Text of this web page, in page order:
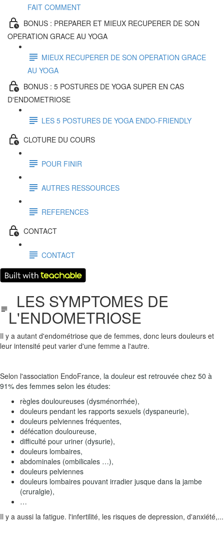
FAIT COMMENT
BONUS : PREPARER ET MIEUX RECUPERER DE SON
OPERATION GRACE AU YOGA
MIEUX RECUPERER DE SON OPERATION GRACE
AU YOGA
BONUS : 5 POSTURES DE YOGA SUPER EN CAS
D'ENDOMETRIOSE
LES 5 POSTURES DE YOGA ENDO-FRIENDLY
CLOTURE DU COURS
POUR FINIR
AUTRES RESSOURCES
REFERENCES
CONTACT
CONTACT
LES SYMPTOMES DE
L'ENDOMETRIOSE
Il y a autant d'endométriose que de femmes, donc leurs douleurs et
leur intensité peut varier d'une femme a l'autre.
Selon l'association EndoFrance, la douleur est retrouvée chez 50 à
91% des femmes selon les études:
règles douloureuses (dysménorrhée),
douleurs pendant les rapports sexuels (dyspaneurie),
douleurs pelviennes fréquentes,
défécation douloureuse,
difficulté pour uriner (dysurie),
douleurs lombaires,
abdominales (ombilicales …),
douleurs pelviennes
douleurs lombaires pouvant irradier jusque dans la jambe
(cruralgie),
…
Il y a aussi la fatigue. l'infertilité, les risques de depression, d'anxiété,...